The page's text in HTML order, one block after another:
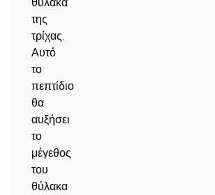
της
τρίχας.
Αυτό
το
πεπτίδιο
θα
αυξήσει
το
μέγεθος
του
θύλακα